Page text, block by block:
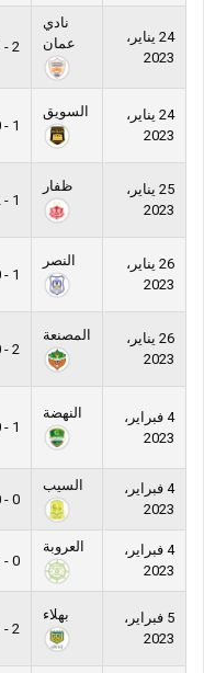
24 يناير،
2023
نادي
عمان
2 - 1
24 يناير،
2023
السويق
1 - 0
25 يناير،
2023
ظفار
1 - 2
26 يناير،
2023
النصر
1 - 0
26 يناير،
2023
المصنعة
2 - 0
4 فبراير،
2023
النهضة
1 - 0
4 فبراير،
2023
السيب
0 - 0
4 فبراير،
2023
العروبة
0 - 1
5 فبراير،
2023
بهلاء
2 - 1